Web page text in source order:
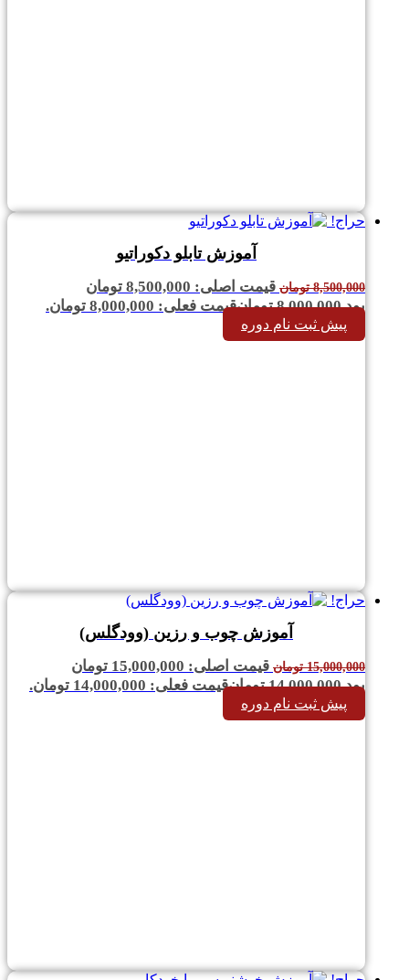
حراج!
آموزش تابلو دکوراتیو
8,500,000 تومان
قیمت اصلی: 8,500,000 تومان
بود.8,000,000 تومانقیمت فعلی: 8,000,000 تومان.
پیش ثبت نام دوره
حراج!
آموزش چوب و رزین (وودگلس)
15,000,000 تومان
قیمت اصلی: 15,000,000 تومان
بود.14,000,000 تومانقیمت فعلی: 14,000,000 تومان.
پیش ثبت نام دوره